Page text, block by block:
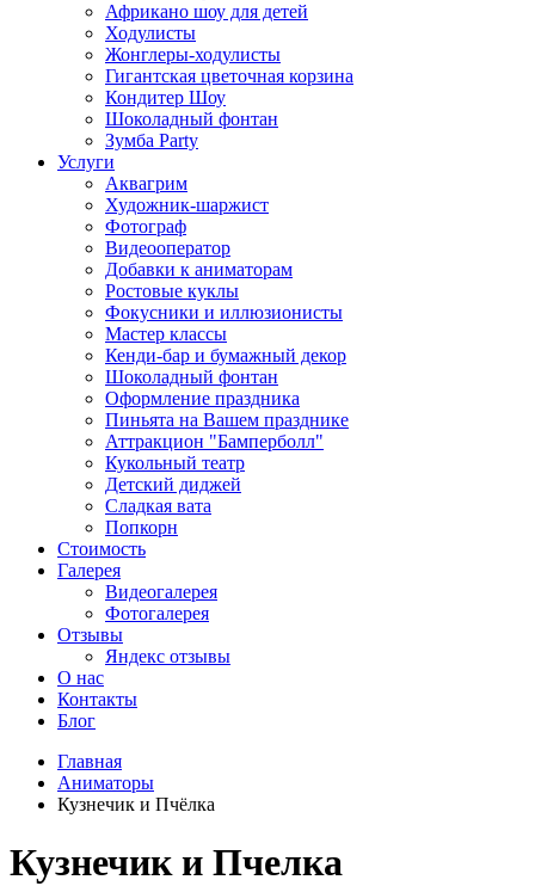
Африкано шоу для детей
Ходулисты
Жонглеры-ходулисты
Гигантская цветочная корзина
Кондитер Шоу
Шоколадный фонтан
Зумба Party
Услуги
Аквагрим
Художник-шаржист
Фотограф
Видеооператор
Добавки к аниматорам
Ростовые куклы
Фокусники и иллюзионисты
Мастер классы
Кенди-бар и бумажный декор
Шоколадный фонтан
Оформление праздника
Пиньята на Вашем празднике
Аттракцион "Бамперболл"
Кукольный театр
Детский диджей
Сладкая вата
Попкорн
Стоимость
Галерея
Видеогалерея
Фотогалерея
Отзывы
Яндекс отзывы
О нас
Контакты
Блог
Главная
Аниматоры
Кузнечик и Пчёлка
Кузнечик и Пчелка